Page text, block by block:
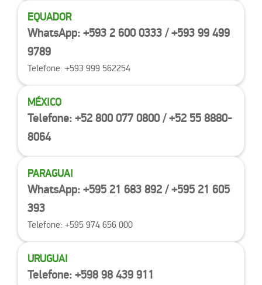
EQUADOR
WhatsApp: +593 2 600 0333 / +593 99 499
9789
Telefone: +593 999 562254
MÉXICO
Telefone: +52 800 077 0800 / +52 55 8880-
8064
PARAGUAI
WhatsApp: +595 21 683 892 / +595 21 605
393
Telefone: +595 974 656 000
URUGUAI
Telefone: +598 98 439 911